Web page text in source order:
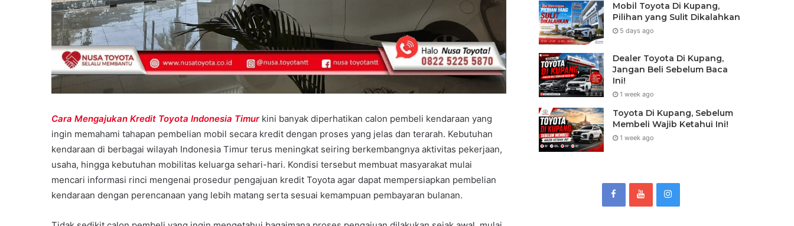
Cara Mengajukan Kredit Toyota Indonesia Timurkini banyak diperhatikan calon pembeli kendaraan yang
ingin memahami tahapan pembelian mobil secara kredit dengan proses yang jelas dan terarah. Kebutuhan
kendaraan di berbagai wilayah Indonesia Timur terus meningkat seiring berkembangnya aktivitas pekerjaan,
usaha, hingga kebutuhan mobilitas keluarga sehari-hari. Kondisi tersebut membuat masyarakat mulai
mencari informasi rinci mengenai prosedur pengajuan kredit Toyota agar dapat mempersiapkan pembelian
kendaraan dengan perencanaan yang lebih matang serta sesuai kemampuan pembayaran bulanan.
Mobil Toyota Di Kupang,
Pilihan yang Sulit Dikalahkan
5 days ago
Dealer Toyota Di Kupang,
Jangan Beli Sebelum Baca
Ini!
1 week ago
Toyota Di Kupang, Sebelum
Membeli Wajib Ketahui Ini!
1 week ago